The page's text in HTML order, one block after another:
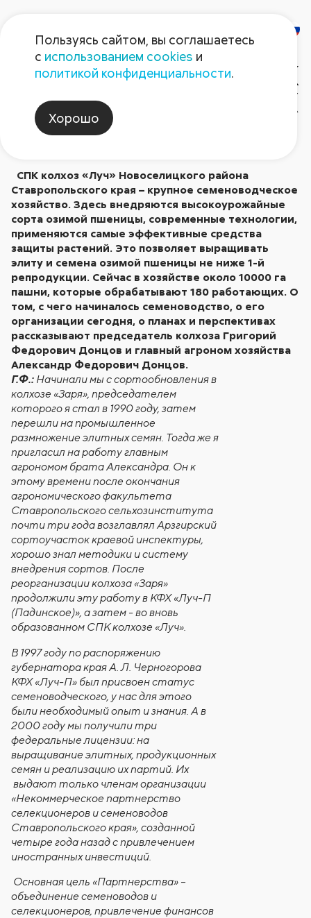
ТВОРЧЕСКИЙ ПОИСК
БРАТЬЕВ ДОНЦОВЫХ
СПК колхоз «Луч» Новоселицкого района
Ставропольского края – крупное семеноводческое
хозяйство. Здесь внедряются высокоурожайные
сорта озимой пшеницы, современные технологии,
применяются самые эффективные средства
защиты растений. Это позволяет выращивать
элиту и семена озимой пшеницы не ниже 1-й
репродукции. Сейчас в хозяйстве около 10000 га
пашни, которые обрабатывают 180 работающих. О
том, с чего начиналось семеноводство, о его
организации сегодня, о планах и перспективах
рассказывают председатель колхоза Григорий
Федорович Донцов и главный агроном хозяйства
Александр Федорович Донцов.
Г.Ф.: Начинали мы с сортообновления в
колхозе «Заря», председателем
которого я стал в 1990 году, затем
перешли на промышленное
размножение элитных семян. Тогда же я
пригласил на работу главным
агрономом брата Александра. Он к
этому времени после окончания
агрономического факультета
Ставропольского сельхозинститута
почти три года возглавлял Арзгирский
сортоучасток краевой инспектуры,
хорошо знал методики и систему
внедрения сортов. После
реорганизации колхоза «Заря»
продолжили эту работу в КФХ «Луч-П
(Падинское)», а затем - во вновь
образованном СПК колхозе «Луч».
В 1997 году по распоряжению
губернатора края А. Л. Черногорова
КФХ «Луч-П» был присвоен статус
семеноводческого, у нас для этого
были необходимый опыт и знания. А в
2000 году мы получили три
федеральные лицензии: на
выращивание элитных, продукционных
семян и реализацию их партий. Их
выдают только членам организации
«Некоммерческое партнерство
селекционеров и семеноводов
Ставропольского края», созданной
четыре года назадс привлечением
иностранных инвестиций.
Основная цель «Партнерства» –
объединение семеноводов и
селекционеров, привлечение финансов
Пользуясь сайтом, вы соглашаетесь
с использованием cookies и
политикой конфиденциальности.
Хорошо